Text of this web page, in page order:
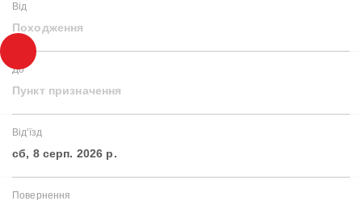
Від
Походження
До
Пункт призначення
Від'їзд
сб, 8 серп. 2026 р.
Повернення